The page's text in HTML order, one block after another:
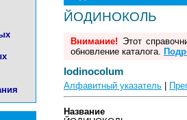
ЙОДИНОКОЛЬ
Внимание! Этот
обновление каталога.
Iodinocolum
Алфавитный указатель
Название